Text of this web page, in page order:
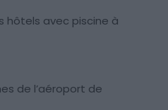
hôtels avec piscine à
de l’aéroport de